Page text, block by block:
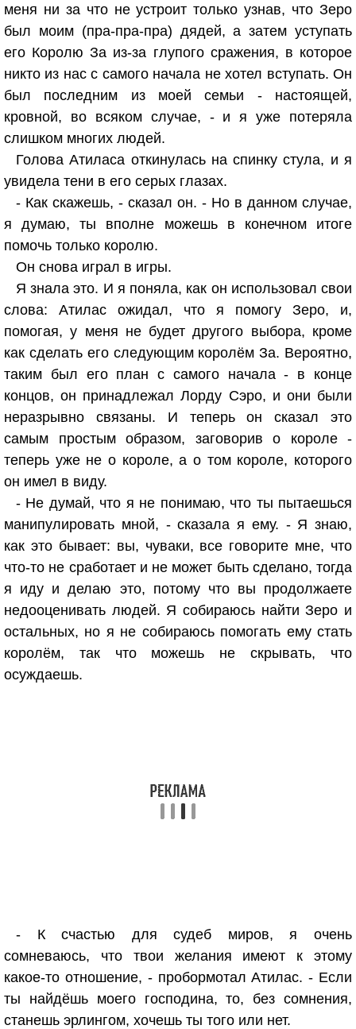
меня ни за что не устроит только узнав, что Зеро
был моим (пра-пра-пра) дядей, а затем уступать
его Королю За из-за глупого сражения, в которое
никто из нас с самого начала не хотел вступать. Он
был последним из моей семьи - настоящей,
кровной, во всяком случае, - и я уже потеряла
слишком многих людей.
Голова Атиласа откинулась на спинку стула, и я
увидела тени в его серых глазах.
- Как скажешь, - сказал он. - Но в данном случае,
я думаю, ты вполне можешь в конечном итоге
помочь только королю.
Он снова играл в игры.
Я знала это. И я поняла, как он использовал свои
слова: Атилас ожидал, что я помогу Зеро, и,
помогая, у меня не будет другого выбора, кроме
как сделать его следующим королём За. Вероятно,
таким был его план с самого начала - в конце
концов, он принадлежал Лорду Сэро, и они были
неразрывно связаны. И теперь он сказал это
самым простым образом, заговорив о короле -
теперь уже не о короле, а о том короле, которого
он имел в виду.
- Не думай, что я не понимаю, что ты пытаешься
манипулировать мной, - сказала я ему. - Я знаю,
как это бывает: вы, чуваки, все говорите мне, что
что-то не сработает и не может быть сделано, тогда
я иду и делаю это, потому что вы продолжаете
недооценивать людей. Я собираюсь найти Зеро и
остальных, но я не собираюсь помогать ему стать
королём, так что можешь не скрывать, что
осуждаешь.
- К счастью для судеб миров, я очень
сомневаюсь, что твои желания имеют к этому
какое-то отношение, - пробормотал Атилас. - Если
ты найдёшь моего господина, то, без сомнения,
станешь эрлингом, хочешь ты того или нет.